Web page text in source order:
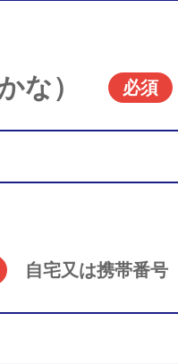
な） 必須
自宅又は携帯番号